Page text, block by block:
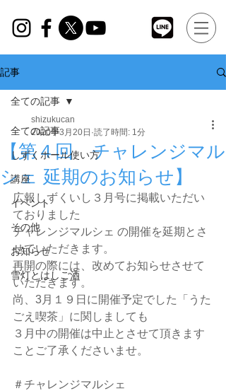
記事
全ての記事
しずくホール使い方
講座
イベント
その他
お知らせ
雪灯とはしご酒
全ての記事
【第４回 チャレンジマル
シェ 延期のお知らせ】
shizukucan
2020年3月20日 読了時間: 1分
広報しずくいし３月号に掲載いただい
ておりました
チャレンジマルシェ の開催を延期とさ
せていただきます。
再開の際には、改めてお知らせさせて
いただきます。
尚、3月１９日に開催予定でした「うた
ごえ喫茶」に関しましても
３月中の開催は中止とさせて頂きます
ことご了承くださいませ。
＃チャレンジマルシェ